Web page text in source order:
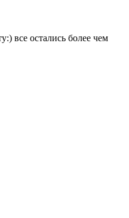
все остались более чем